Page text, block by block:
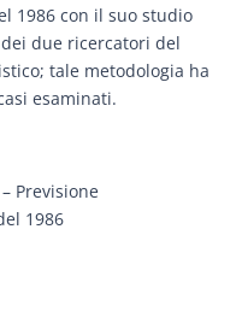
1986 con il suo studio
due ricercatori del
tale metodologia ha
esaminati.
Previsione
1986